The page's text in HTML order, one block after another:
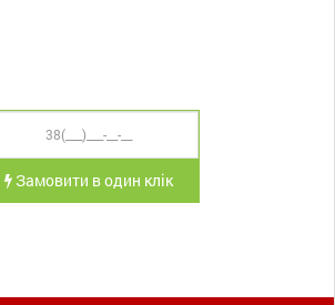
Замовити в один клік